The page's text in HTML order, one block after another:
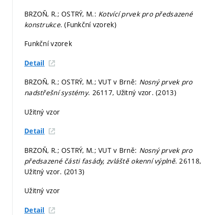
BRZOŇ, R.; OSTRÝ, M.: Kotvící prvek pro předsazené
konstrukce. (Funkční vzorek)
Funkční vzorek
Detail
BRZOŇ, R.; OSTRÝ, M.; VUT v Brně: Nosný prvek pro
nadstřešní systémy. 26117, Užitný vzor. (2013)
Užitný vzor
Detail
BRZOŇ, R.; OSTRÝ, M.; VUT v Brně: Nosný prvek pro
předsazené části fasády, zvláště okenní výplně. 26118,
Užitný vzor. (2013)
Užitný vzor
Detail